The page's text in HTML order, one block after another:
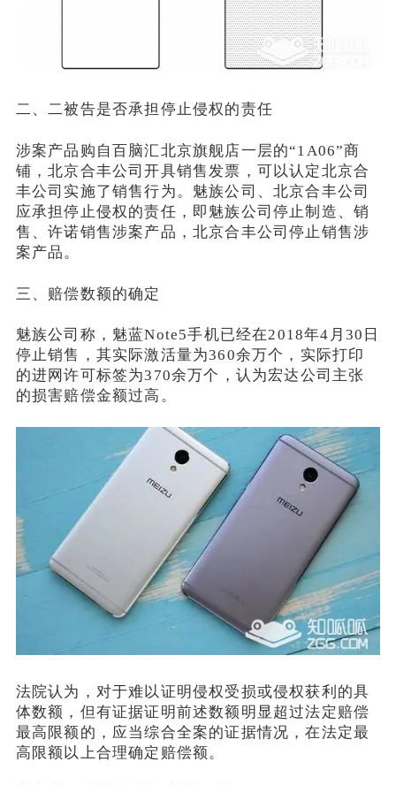
二、二被告是否承担停止侵权的责任
涉案产品购自百脑汇北京旗舰店一层的“1A06”商
铺，北京合丰公司开具销售发票，可以认定北京合
丰公司实施了销售行为。魅族公司、北京合丰公司
应承担停止侵权的责任，即魅族公司停止制造、销
售、许诺销售涉案产品，北京合丰公司停止销售涉
案产品。
三、赔偿数额的确定
魅族公司称，魅蓝Note5手机已经在2018年4月30日
停止销售，其实际激活量为360余万个，实际打印
的进网许可标签为370余万个，认为宏达公司主张
的损害赔偿金额过高。
法院认为，对于难以证明侵权受损或侵权获利的具
体数额，但有证据证明前述数额明显超过法定赔偿
最高限额的，应当综合全案的证据情况，在法定最
高限额以上合理确定赔偿额。